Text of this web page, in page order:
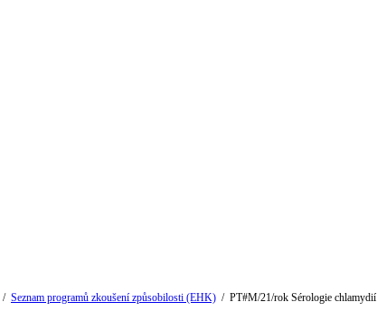
/ Seznam programů zkoušení způsobilosti (EHK) / PT#M/21/rok Sérologie chlamydií